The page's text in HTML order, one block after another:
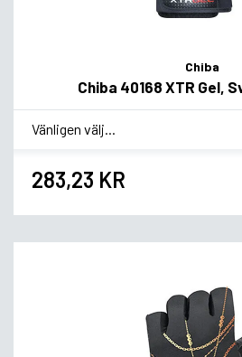
Chiba
Chiba 40168 XTR Gel,
* Smakvariant
283,23 KR